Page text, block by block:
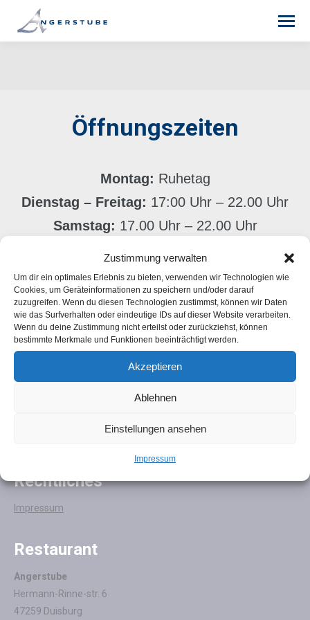
Zustimmung verwalten
Um dir ein optimales Erlebnis zu bieten, verwenden wir Technologien wie
Cookies, um Geräteinformationen zu speichern und/oder darauf
zuzugreifen. Wenn du diesen Technologien zustimmst, können wir Daten
wie das Surfverhalten oder eindeutige IDs auf dieser Website verarbeiten.
Wenn du deine Zustimmung nicht erteilst oder zurückziehst, können
bestimmte Merkmale und Funktionen beeinträchtigt werden.
Akzeptieren
Ablehnen
Einstellungen ansehen
Impressum
Öffnungszeiten
Montag: Ruhetag
Dienstag – Freitag: 17:00 Uhr – 22.00 Uhr
Samstag: 17.00 Uhr – 22.00 Uhr
Menü
Rechtliches
Impressum
Restaurant
Angerstube
Hermann-Rinne-str. 6
47259 Duisburg